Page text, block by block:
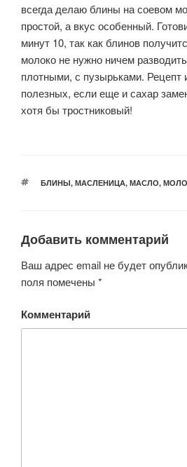
всегда делаю блины на соевом
простой, а вкус особенный.
минут 10, так как блинов
молоко не нужно ничем
плотными, с пузырьками. Рецепт
полезных, если еще и сахар
хотя бы тростниковый!
МЕТКИ
БЛИНЫ, МАСЛЕНИЦА, МАСЛО,
Добавить комментарий
Ваш адрес email не будет
поля помечены *
Комментарий